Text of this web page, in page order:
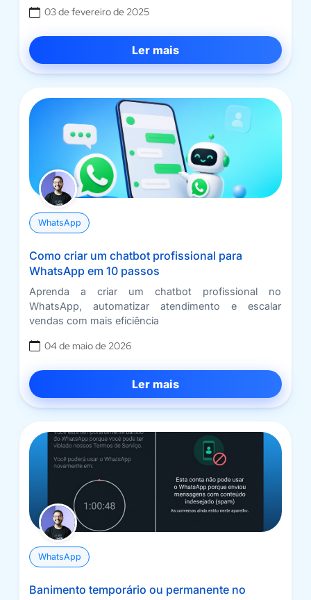
03 de fevereiro de 2025
Ler mais
WhatsApp
Como criar um chatbot profissional para
WhatsApp em 10 passos
Aprenda a criar um chatbot profissional no
WhatsApp, automatizar atendimento e escalar
vendas com mais eficiência
04 de maio de 2026
Ler mais
WhatsApp
Banimento temporário ou permanente no